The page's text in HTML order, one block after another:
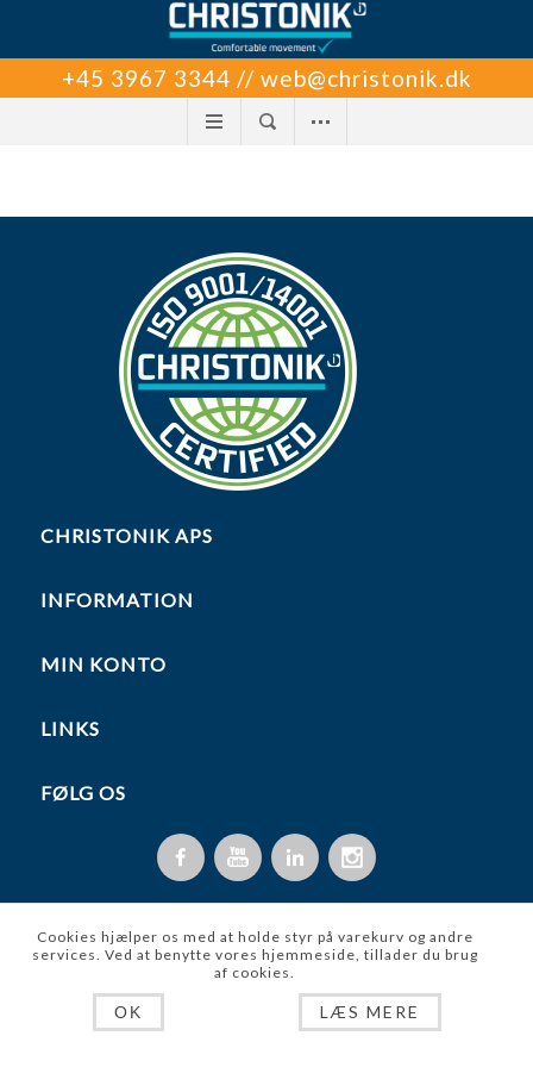
+45 3967 3344 // web@christonik.dk
CHRISTONIK APS
INFORMATION
MIN KONTO
LINKS
FØLG OS
Copyright © 2026 Christonik ApS. Alle rettigheder forbeholdt.
nopCommerce
Cookies hjælper os med at holde styr på varekurv og andre
services. Ved at benytte vores hjemmeside, tillader du brug
af cookies.
OK LÆS MERE